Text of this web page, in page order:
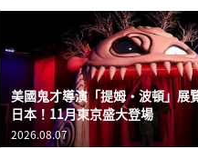
美國鬼才導演「提姆・波頓」展
日本！11月東京盛大登場
2026.08.07